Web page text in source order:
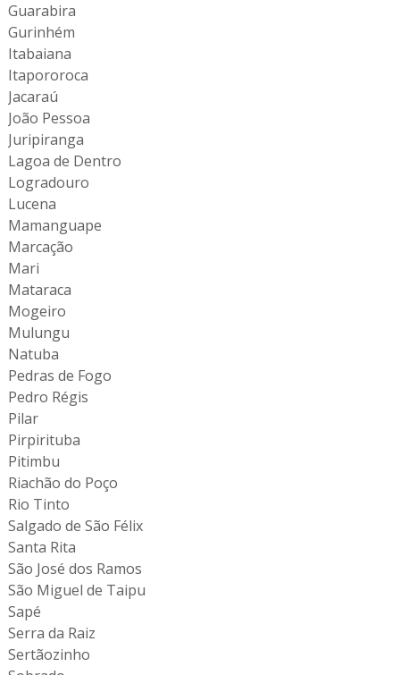
Guarabira
Gurinhém
Itabaiana
Itapororoca
Jacaraú
João Pessoa
Juripiranga
Lagoa de Dentro
Logradouro
Lucena
Mamanguape
Marcação
Mari
Mataraca
Mogeiro
Mulungu
Natuba
Pedras de Fogo
Pedro Régis
Pilar
Pirpirituba
Pitimbu
Riachão do Poço
Rio Tinto
Salgado de São Félix
Santa Rita
São José dos Ramos
São Miguel de Taipu
Sapé
Serra da Raiz
Sertãozinho